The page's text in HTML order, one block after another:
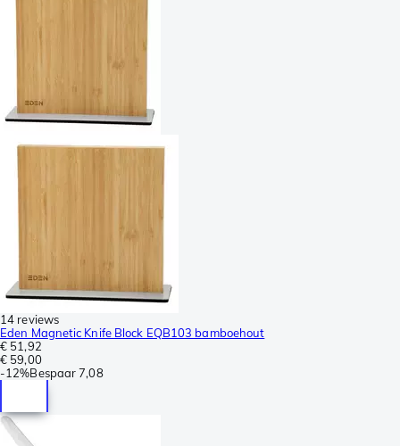
14 reviews
Eden Magnetic Knife Block EQB103 bamboehout
€ 51,92
€ 59,00
-12%Bespaar 7,08